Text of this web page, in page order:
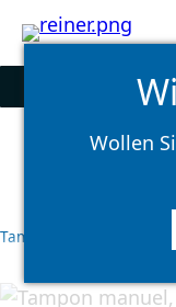
Tampons Tampons
Wollen